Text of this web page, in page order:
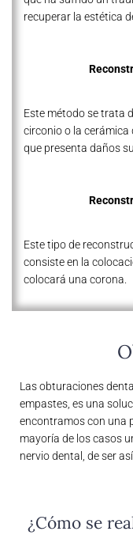
recuperar la estética
Este método se trata
circonio o la
que presenta daños
Este tipo de
consiste en la
colocará una corona.
Las obturaciones
empastes, es una
encontramos con una
mayoría de los casos
nervio dental, de ser
¿Cómo se